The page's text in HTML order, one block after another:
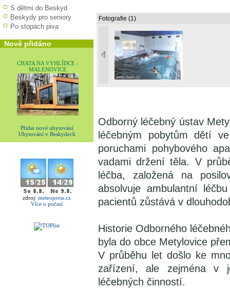
S dětmi do Beskyd
Beskydy pro seniory
Po stopách piva
Nově přidáno
CHATA NA VYHLÍDCE -
MALENOVICE
Přidat nové ubytování
Ubytování v Beskydech
zdroj: meteopress.cz
Více o počasí
Fotografie (1)
Odborný léčebný ústav
léčebným pobytům dětí
poruchami pohybového
vadami držení těla. V
léčba, založená na
absolvuje ambulantní
pacientů zůstává v
Historie Odborného
byla do obce Metylovice
V průběhu let došlo ke
zařízení, ale zejména v
léčebných činností.